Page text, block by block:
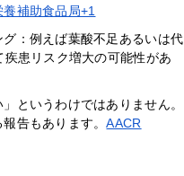
養補助食品局+1
：例えば葉酸不足あるいは代
患リスク増大の可能性があ
というわけではありません。
告もあります。AACR